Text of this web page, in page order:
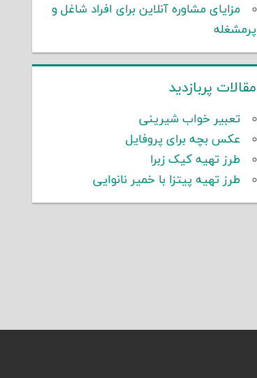
مزایای مشاوره آنلاین برای افراد شاغل و
پرمشغله
مقالات پربازدید
تعبیر خواب شیرینی
عکس بچه برای پروفایل
طرز تهیه کیک زبرا
طرز تهیه پیتزا با خمیر نانوایی